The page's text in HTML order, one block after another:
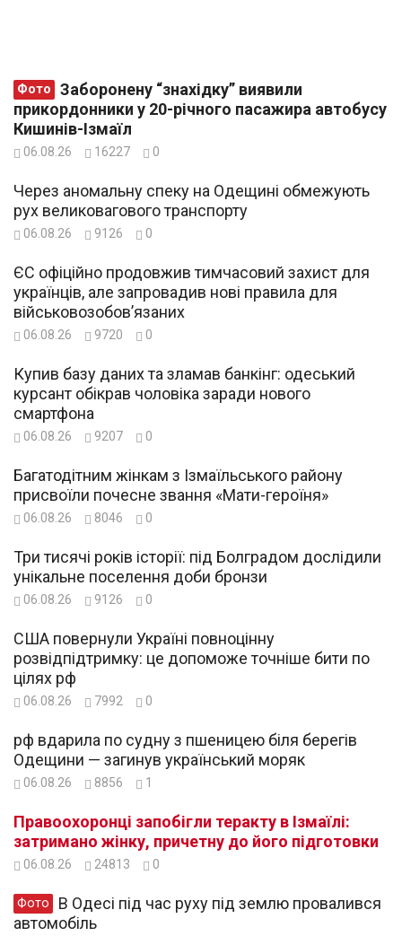
Фото
прикордонники у 20-річного пасажира автобусу
Кишинів-Ізмаїл
06.08.26 16227 0
Через аномальну спеку на Одещині обмежують
рух великовагового транспорту
06.08.26 9126 0
ЄС офіційно продовжив тимчасовий захист для
українців, але запровадив нові правила для
військовозобов’язаних
06.08.26 9720 0
Купив базу даних та зламав банкінг: одеський
курсант обікрав чоловіка заради нового
смартфона
06.08.26 9207 0
Багатодітним жінкам з Ізмаїльського району
присвоїли почесне звання «Мати-героїня»
06.08.26 8046 0
Три тисячі років історії: під Болградом дослідили
унікальне поселення доби бронзи
06.08.26 9126 0
США повернули Україні повноцінну
розвідпідтримку: це допоможе точніше бити по
цілях рф
06.08.26 7992 0
рф вдарила по судну з пшеницею біля берегів
Одещини — загинув український моряк
06.08.26 8856 1
Правоохоронці запобігли теракту в Ізмаїлі:
затримано жінку, причетну до його підготовки
06.08.26 24813 0
Фото
автомобіль